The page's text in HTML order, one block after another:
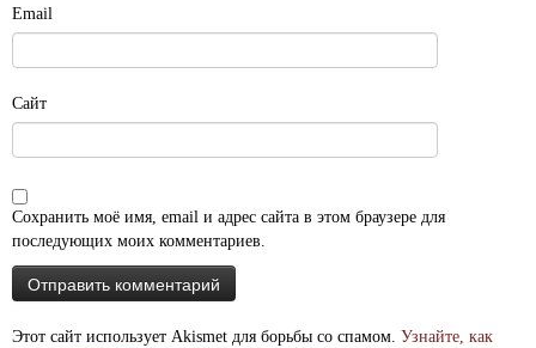
Email
Сайт
Сохранить моё имя, email и адрес сайта в этом браузере для
последующих моих комментариев.
Этот сайт использует Akismet для борьбы со спамом. Узнайте, как